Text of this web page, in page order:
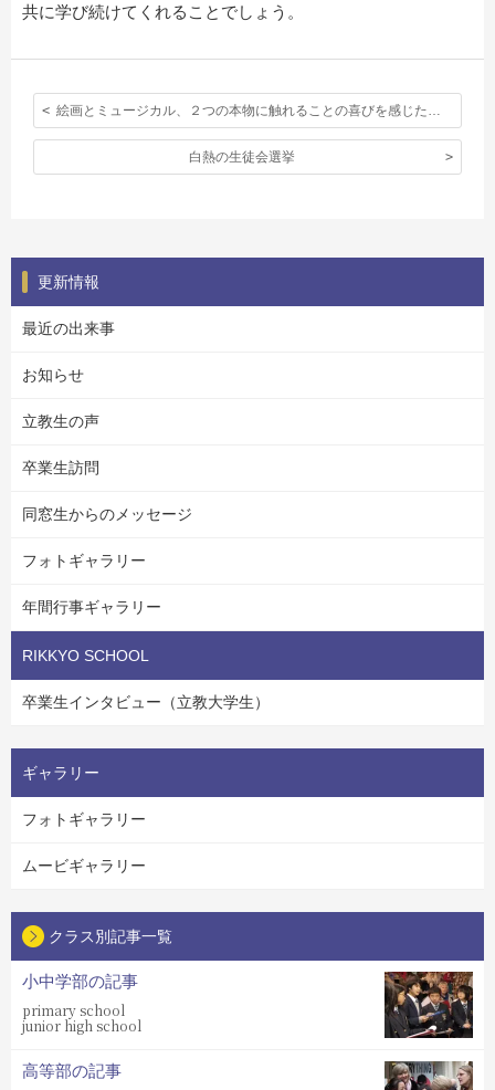
共に学び続けてくれることでしょう。
白熱の生徒会選挙
更新情報
最近の出来事
お知らせ
立教生の声
卒業生訪問
同窓生からのメッセージ
フォトギャラリー
年間行事ギャラリー
RIKKYO SCHOOL
卒業生インタビュー（立教大学生）
ギャラリー
フォトギャラリー
ムービギャラリー
クラス別記事一覧
小中学部の記事
primary school
junior high school
高等部の記事